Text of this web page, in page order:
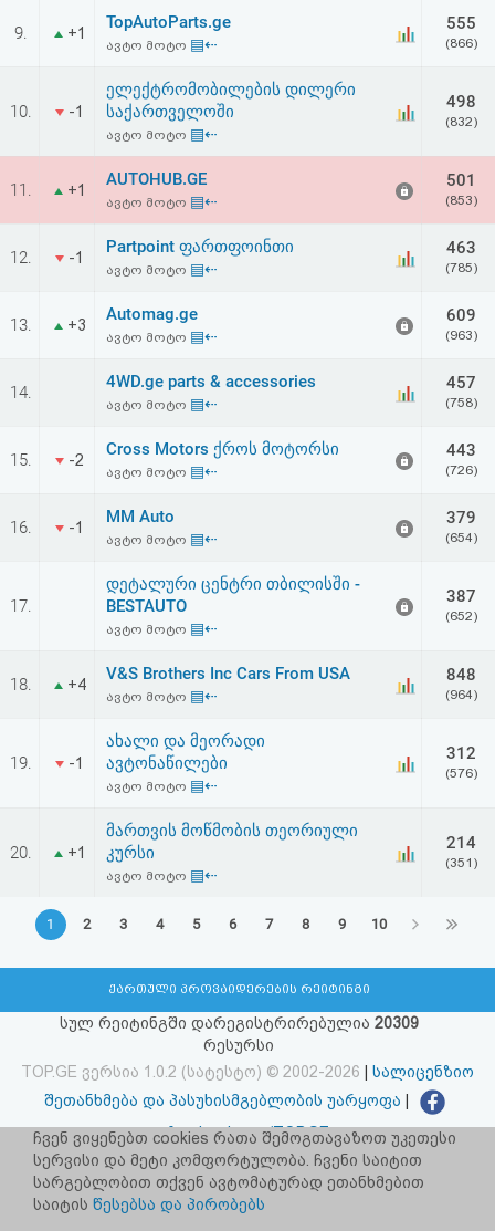
პასუხისმგებლობის
უარყოფა
9. +1
TopAutoParts.ge
ავტო მოტო ▤⇠
555
(866)
10. -1
ელექტრომობილების დილერი
საქართველოში
ავტო მოტო ▤⇠
498
(832)
11. +1
AUTOHUB.GE
ავტო მოტო ▤⇠
501
(853)
12. -1
Partpoint ფართფოინთი
ავტო მოტო ▤⇠
463
(785)
13. +3
Automag.ge
ავტო მოტო ▤⇠
609
(963)
14.
4WD.ge parts & accessories
ავტო მოტო ▤⇠
457
(758)
15. -2
Cross Motors ქროს მოტორსი
ავტო მოტო ▤⇠
443
(726)
16. -1
MM Auto
ავტო მოტო ▤⇠
379
(654)
17.
დეტალური ცენტრი თბილისში -
BESTAUTO
ავტო მოტო ▤⇠
387
(652)
18. +4
V&S Brothers Inc Cars From USA
ავტო მოტო ▤⇠
848
(964)
19. -1
ახალი და მეორადი
ავტონაწილები
ავტო მოტო ▤⇠
312
(576)
20. +1
მართვის მოწმობის თეორიული
კურსი
ავტო მოტო ▤⇠
214
(351)
1 2 3 4 5 6 7 8 9 10
ქართული პროვაიდერების რეიტინგი
სულ რეიტინგში დარეგისტრირებულია 20309
რესურსი
TOP.GE ვერსია 1.0.2 (სატესტო) © 2002-2026
სალიცენზიო
შეთანხმება და პასუხისმგებლობის უარყოფა
facebook.com/TOP.GE
იხილეთ TOP.GE - ის ძველი ვერსია ბმულზე
ჩვენ ვიყენებთ cookies რათა შემოგთავაზოთ უკეთესი
სერვისი და მეტი კომფორტულობა. ჩვენი საიტით
სარგებლობით თქვენ ავტომატურად ეთანხმებით
საიტის წესებსა და პირობებს